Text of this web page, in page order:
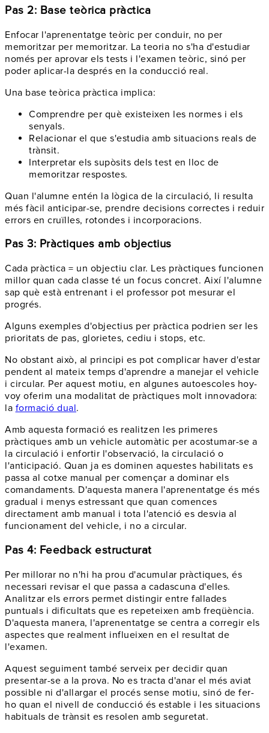
Pas 2: Base teòrica pràctica
Enfocar l'aprenentatge teòric per conduir, no per
memoritzar per memoritzar. La teoria no s'ha d'estudiar
només per aprovar els tests i l'examen teòric, sinó per
poder aplicar-la després en la conducció real.
Una base teòrica pràctica implica:
Comprendre per què existeixen les normes i els
senyals.
Relacionar el que s'estudia amb situacions reals de
trànsit.
Interpretar els supòsits dels test en lloc de
memoritzar respostes.
Quan l'alumne entén la lògica de la circulació, li resulta
més fàcil anticipar-se, prendre decisions correctes i reduir
errors en cruïlles, rotondes i incorporacions.
Pas 3: Pràctiques amb objectius
Cada pràctica = un objectiu clar. Les pràctiques funcionen
millor quan cada classe té un focus concret. Així l'alumne
sap què està entrenant i el professor pot mesurar el
progrés.
Alguns exemples d'objectius per pràctica podrien ser les
prioritats de pas, glorietes, cediu i stops, etc.
No obstant això, al principi es pot complicar haver d'estar
pendent al mateix temps d'aprendre a manejar el vehicle
i circular. Per aquest motiu, en algunes autoescoles hoy-
voy oferim una modalitat de pràctiques molt innovadora:
la formació dual.
Amb aquesta formació es realitzen les primeres
pràctiques amb un vehicle automàtic per acostumar-se a
la circulació i enfortir l'observació, la circulació o
l'anticipació. Quan ja es dominen aquestes habilitats es
passa al cotxe manual per començar a dominar els
comandaments. D'aquesta manera l'aprenentatge és més
gradual i menys estressant que quan comences
directament amb manual i tota l'atenció es desvia al
funcionament del vehicle, i no a circular.
Pas 4: Feedback estructurat
Per millorar no n'hi ha prou d'acumular pràctiques, és
necessari revisar el que passa a cadascuna d'elles.
Analitzar els errors permet distingir entre fallades
puntuals i dificultats que es repeteixen amb freqüència.
D'aquesta manera, l'aprenentatge se centra a corregir els
aspectes que realment influeixen en el resultat de
l'examen.
Aquest seguiment també serveix per decidir quan
presentar-se a la prova. No es tracta d'anar el més aviat
possible ni d'allargar el procés sense motiu, sinó de fer-
ho quan el nivell de conducció és estable i les situacions
habituals de trànsit es resolen amb seguretat.